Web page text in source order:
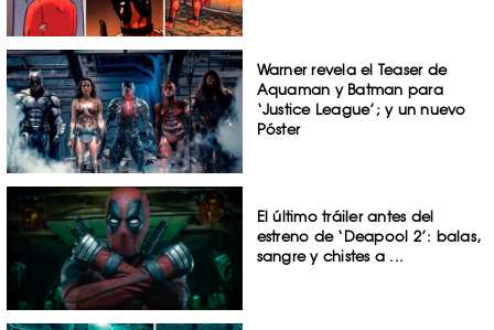
Warner revela el Teaser de
Aquaman y Batman para
‘Justice League’; y un nuevo
Póster
El último tráiler antes del
estreno de ‘Deapool 2’: balas,
sangre y chistes a ...